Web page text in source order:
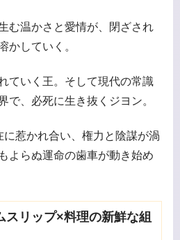
む温かさと愛情が、閉ざされ
かしていく。
ていく王。そして現代の常識
で、必死に生き抜くジヨン。
惹かれ合い、権力と陰謀が渦
よらぬ運命の歯車が動き始め
スリップ×料理の新鮮な組